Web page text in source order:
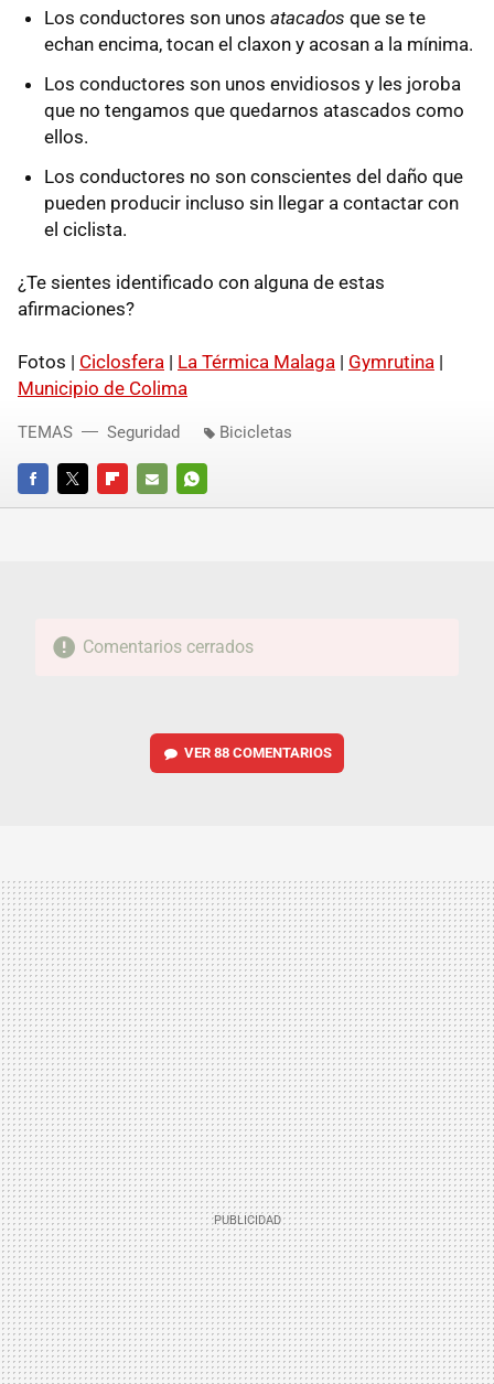
Los conductores son unos atacados que se te
echan encima, tocan el claxon y acosan a la mínima.
Los conductores son unos envidiosos y les joroba
que no tengamos que quedarnos atascados como
ellos.
Los conductores no son conscientes del daño que
pueden producir incluso sin llegar a contactar con
el ciclista.
¿Te sientes identificado con alguna de estas
afirmaciones?
Fotos | Ciclosfera | La Térmica Malaga | Gymrutina |
Municipio de Colima
FACEBOOKTWITTERFLIPBOARD
E-
WHATSAPP
TEMAS Seguridad Bicicletas
Comentarios cerrados
VER 88 COMENTARIOS